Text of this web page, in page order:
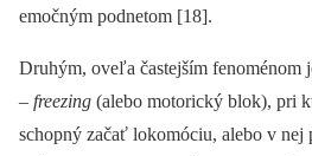
emočným podnetom [18].
Druhým, oveľa častejším fenoménom
–⁠ freezing (alebo motorický blok), pri
schopný začať lokomóciu, alebo v nej